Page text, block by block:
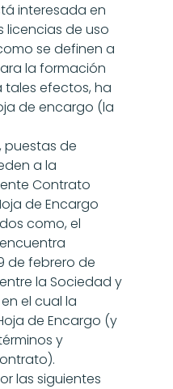
interesada en
licencias de uso
se definen a
la formación
tales efectos, ha
de encargo (la
puestas de
a la
Contrato
de Encargo
como, el
de febrero de
la Sociedad y
el cual la
de Encargo (y
y
las siguientes